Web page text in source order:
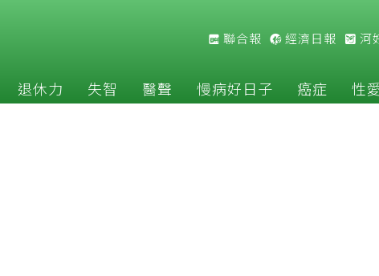
聯合報 經濟日報 河
退休力 失智 醫聲 慢病好日子 癌症 性愛